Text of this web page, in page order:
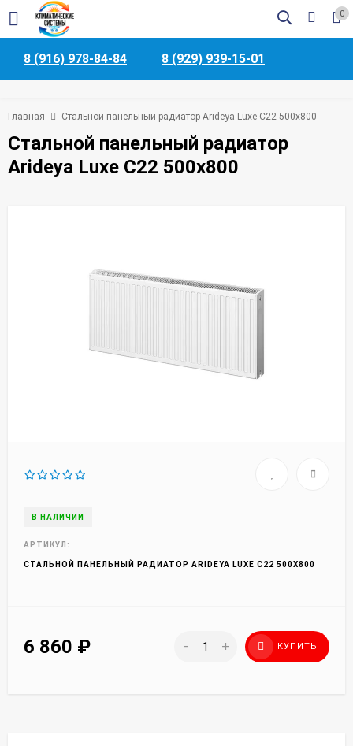
0
8 (916) 978-84-84 8 (929) 939-15-01
Главная Стальной панельный радиатор Arideya Luxe С22 500x800
Стальной панельный радиатор
Arideya Luxe С22 500x800
В НАЛИЧИИ
АРТИКУЛ:
СТАЛЬНОЙ ПАНЕЛЬНЫЙ РАДИАТОР ARIDEYA LUXE С22 500X800
6 860 ₽ - + КУПИТЬ